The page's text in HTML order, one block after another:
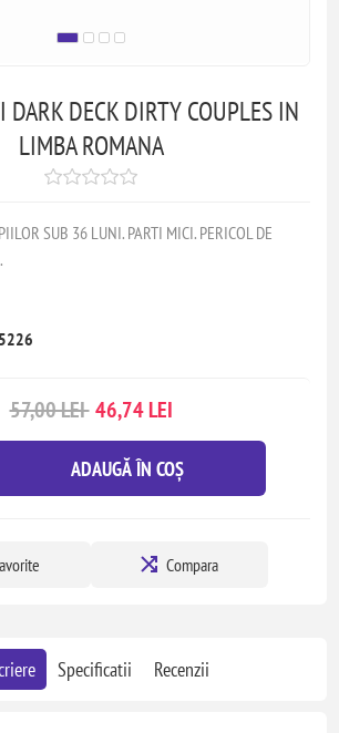
DARK DECK DIRTY COUPLES IN
LIMBA ROMANA
SUB 36 LUNI. PARTI MICI. PERICOL DE
57,00 LEI 46,74 LEI
ADAUGĂ ÎN COȘ
Compara
Specificatii Recenzii